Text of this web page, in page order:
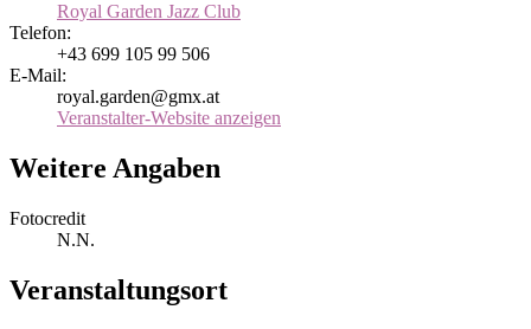
Royal Garden Jazz Club
Telefon:
+43 699 105 99 506
E-Mail:
royal.garden@gmx.at
Veranstalter-Website anzeigen
Weitere Angaben
Fotocredit
N.N.
Veranstaltungsort